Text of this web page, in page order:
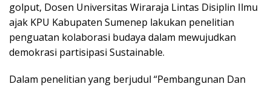
golput, Dosen Universitas Wiraraja Lintas Disiplin Ilmu
ajak KPU Kabupaten Sumenep lakukan penelitian
penguatan kolaborasi budaya dalam mewujudkan
demokrasi partisipasi Sustainable.
Dalam penelitian yang berjudul “Pembangunan Dan